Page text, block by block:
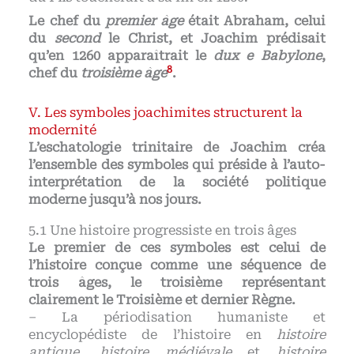
Le chef du premier âgeétait Abraham, celui
du secondle Christ, et Joachim prédisait
qu’en 1260 apparaîtrait le dux e Babylone,
chef du troisième âge8.
Les symboles joachimites structurent la
modernité
L’eschatologie trinitaire de Joachim créa
l’ensemble des symboles qui préside à l’auto-
interprétation de la société politique
moderne jusqu’à nos jours.
Une histoire progressiste en trois âges
Le premier de ces symboles est celui de
l’histoire conçue comme une séquence de
trois âges, le troisième représentant
clairement le Troisième et dernier Règne.
– La périodisation humaniste et
encyclopédiste de l’histoire en
histoire